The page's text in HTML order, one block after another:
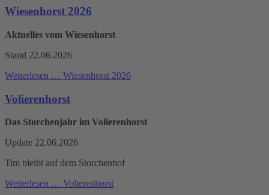
Wiesenhorst 2026
Aktuelles vom Wiesenhorst
Stand 22.06.2026
Weiterlesen … Wiesenhorst 2026
Volierenhorst
Das Storchenjahr im Volierenhorst
Update 22.06.2026
Tim bleibt auf dem Storchenhof
Weiterlesen … Volierenhorst